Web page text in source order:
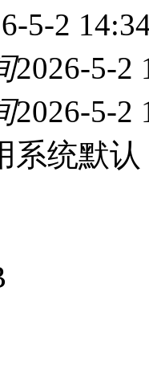
5-2
2026-5-2
2026-5-2
系统默认